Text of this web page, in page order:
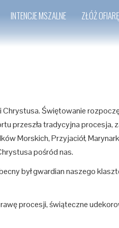
INTENCJE MSZALNE ZŁÓŻ OFIARĘ
Świętowanie
przeszła tradycyjna procesja,
Morskich, Przyjaciół,
pośród nas.
był gwardian naszego
procesji, świąteczne